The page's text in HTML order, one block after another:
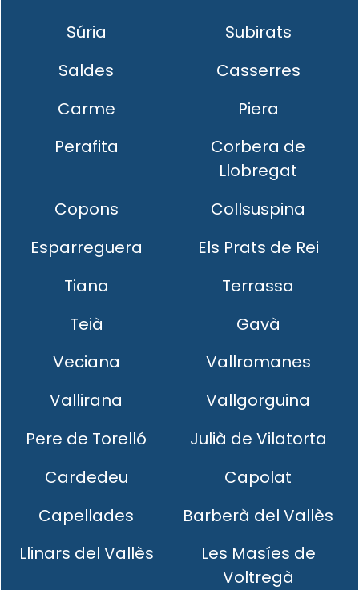
Súria
Subirats
Saldes
Casserres
Carme
Piera
Perafita
Corbera de
Llobregat
Copons
Collsuspina
Esparreguera
Els Prats de Rei
Tiana
Terrassa
Teià
Gavà
Veciana
Vallromanes
Vallirana
Vallgorguina
Pere de Torelló
Julià de Vilatorta
Cardedeu
Capolat
Capellades
Barberà del Vallès
Llinars del Vallès
Les Masíes de
Voltregà